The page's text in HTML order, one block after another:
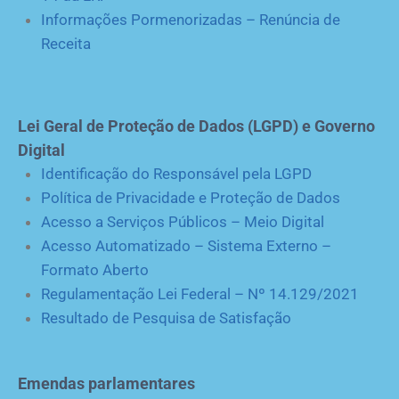
Informações Pormenorizadas – Renúncia de
Receita
Lei Geral de Proteção de Dados (LGPD) e Governo
Digital
Identificação do Responsável pela LGPD
Política de Privacidade e Proteção de Dados
Acesso a Serviços Públicos – Meio Digital
Acesso Automatizado – Sistema Externo –
Formato Aberto
Regulamentação Lei Federal – Nº 14.129/2021
Resultado de Pesquisa de Satisfação
Emendas parlamentares